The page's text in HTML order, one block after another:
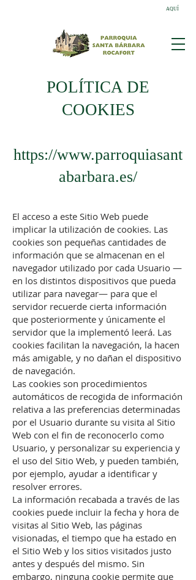
AQUÍ
POLÍTICA DE
COOKIES
https://www.parroquiasant
abarbara.es/
El acceso a este Sitio Web puede
implicar la utilización de cookies. Las
cookies son pequeñas cantidades de
información que se almacenan en el
navegador utilizado por cada Usuario —
en los distintos dispositivos que pueda
utilizar para navegar— para que el
servidor recuerde cierta información
que posteriormente y únicamente el
servidor que la implementó leerá. Las
cookies facilitan la navegación, la hacen
más amigable, y no dañan el dispositivo
de navegación.
Las cookies son procedimientos
automáticos de recogida de información
relativa a las preferencias determinadas
por el Usuario durante su visita al Sitio
Web con el fin de reconocerlo como
Usuario, y personalizar su experiencia y
el uso del Sitio Web, y pueden también,
por ejemplo, ayudar a identificar y
resolver errores.
La información recabada a través de las
cookies puede incluir la fecha y hora de
visitas al Sitio Web, las páginas
visionadas, el tiempo que ha estado en
el Sitio Web y los sitios visitados justo
antes y después del mismo. Sin
embargo, ninguna cookie permite que